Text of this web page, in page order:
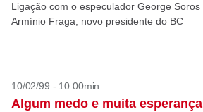
Ligação com o especulador George
Armínio Fraga, novo presidente do BC
10/02/99 - 10:00min
Algum medo e muita esperança